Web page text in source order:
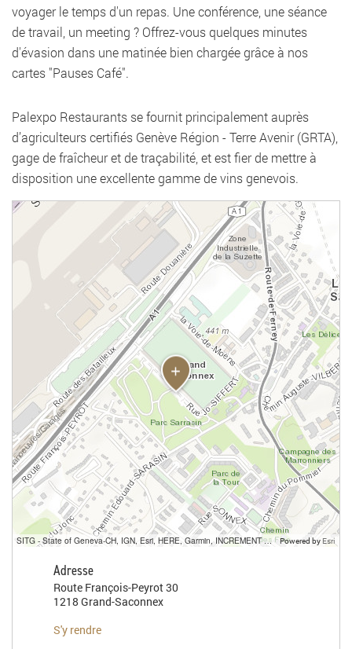
voyager le temps d'un repas. Une conférence, une séance
de travail, un meeting ? Offrez-vous quelques minutes
d'évasion dans une matinée bien chargée grâce à nos
cartes "Pauses Café".
Palexpo Restaurants se fournit principalement auprès
d’agriculteurs certifiés Genève Région - Terre Avenir (GRTA),
gage de fraîcheur et de traçabilité, et est fier de mettre à
disposition une excellente gamme de vins genevois.
SITG - State of Geneva-CH, IGN, Esri, HERE, Garmin, INCREMENT P, USGS, METI/NASA Powered by Esri
Adresse
Route François-Peyrot 30
1218 Grand-Saconnex
S'y rendre